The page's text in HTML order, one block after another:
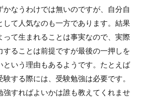
かなうわけでは無いのですが、自分自
して人気なのも一方であります。結果
って生まれることは事実なので、実際
することは前提ですが最後の一押しを
という理由もあるようです。たとえば
する際には、受験勉強は必要です。
強すればよいかは誰も教えてくれませ